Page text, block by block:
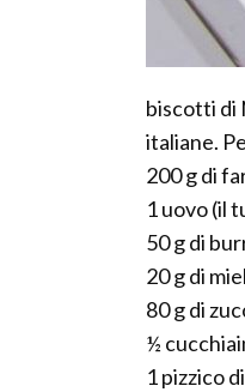
biscotti di
italiane.
200 g di
1 uovo (il
50 g di
20 g di
80 g di
½
1 pizzico